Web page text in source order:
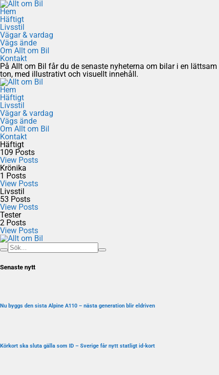
Hem
Häftigt
Livsstil
Vägar & vardag
Vägs ände
Om Allt om Bil
Kontakt
På Allt om Bil får du de senaste nyheterna om bilar i en lättsam
ton, med illustrativt och visuellt innehåll.
Hem
Häftigt
Livsstil
Vägar & vardag
Vägs ände
Om Allt om Bil
Kontakt
Häftigt
109 Posts
View Posts
Krönika
1 Posts
View Posts
Livsstil
53 Posts
View Posts
Tester
2 Posts
View Posts
Senaste nytt
Nu byggs den sista Alpine A110 – nästa generation blir eldriven
Körkort ska sluta gälla som ID – Sverige får nytt statligt id-kort